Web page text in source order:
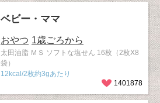
ベビー・ママ
おやつ 1歳ごろから
太田油脂 ＭＳ ソフトな塩せん 16枚（2枚X8
袋）
12kcal/2枚約3gあたり
1401878